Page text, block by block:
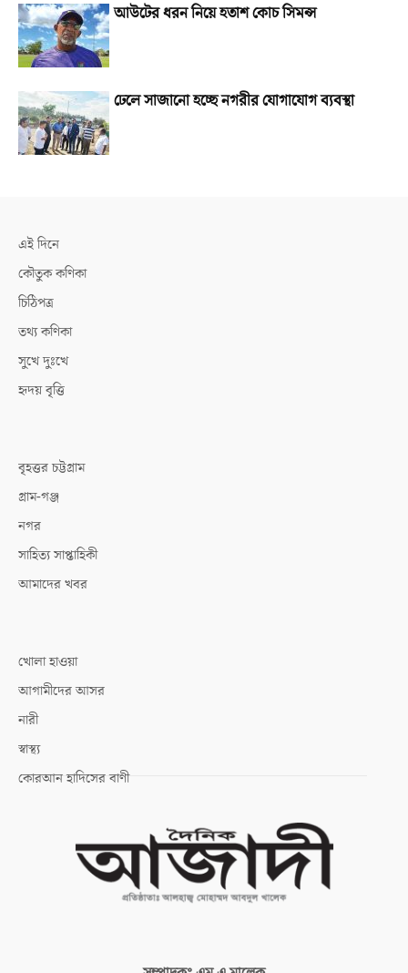
আউটের ধরন নিয়ে হতাশ কোচ সিমন্স
ঢেলে সাজানো হচ্ছে নগরীর যোগাযোগ ব্যবস্থা
এই দিনে
কৌতুক কণিকা
চিঠিপত্র
তথ্য কণিকা
সুখে দুঃখে
হৃদয় বৃত্তি
বৃহত্তর চট্টগ্রাম
গ্রাম-গঞ্জ
নগর
সাহিত্য সাপ্তাহিকী
আমাদের খবর
খোলা হাওয়া
আগামীদের আসর
নারী
স্বাস্থ্য
কোরআন হাদিসের বাণী